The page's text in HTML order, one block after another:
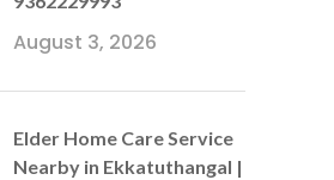
August 3, 2026
Elder Home Care Service
Nearby in Ekkatuthangal |